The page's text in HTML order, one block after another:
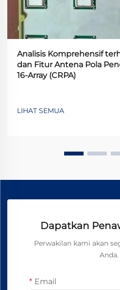
Analisis Komprehensif
dan Fitur Antena Pola
16-Array (CRPA)
LIHAT SEMUA
Dapatkan
Perwakilan kami akan
Anda.
Email